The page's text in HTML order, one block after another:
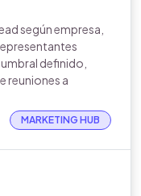
según empresa,
definido,
reuniones a
MARKETING HUB